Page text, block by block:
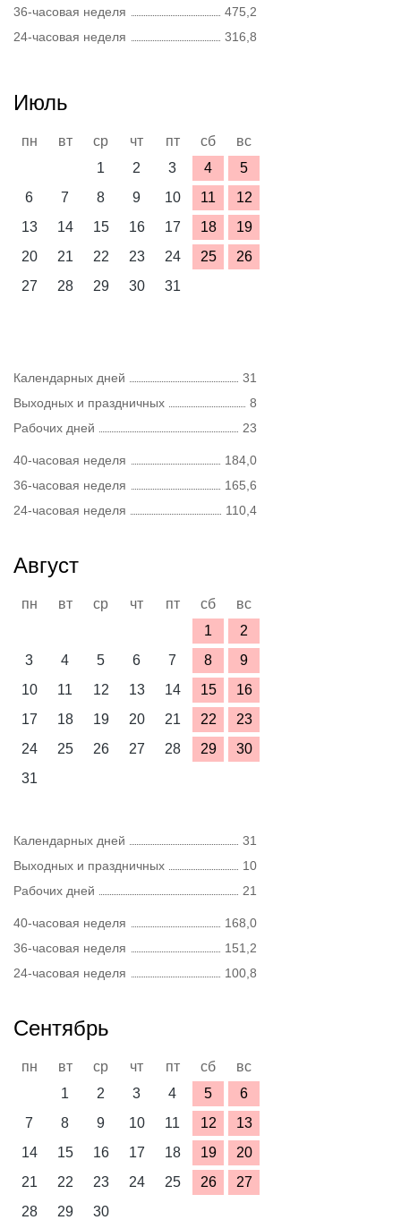
36-часовая неделя
475,2
24-часовая неделя
316,8
Июль
пн вт ср чт пт сб
вс
1
2 3 4
5
6
7 8 9 10 11
12
13
14 15 16 17 18
19
20
21 22 23 24 25
26
27
28 29 30 31
Календарных дней
31
Выходных и праздничных
8
Рабочих дней
23
40-часовая неделя
184,0
36-часовая неделя
165,6
24-часовая неделя
110,4
Август
пн вт ср чт пт сб
вс
1
2
3
4 5 6 7 8
9
10
11 12 13 14 15
16
17
18 19 20 21 22
23
24
25 26 27 28 29
30
31
Календарных дней
31
Выходных и праздничных
10
Рабочих дней
21
40-часовая неделя
168,0
36-часовая неделя
151,2
24-часовая неделя
100,8
Сентябрь
пн вт ср чт пт сб
вс
1
2 3 4 5
6
7
8 9 10 11 12
13
14
15 16 17 18 19
20
21
22 23 24 25 26
27
28
29 30